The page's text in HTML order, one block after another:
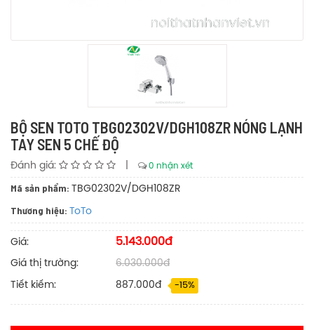
BỘ SEN TOTO TBG02302V/DGH108ZR NÓNG LẠNH
TAY SEN 5 CHẾ ĐỘ
Đánh giá: 0 nhận xét
Mã sản phẩm: TBG02302V/DGH108ZR
Thương hiệu: ToTo
Giá: 5.143.000đ
Giá thị trường: 6.030.000đ
Tiết kiếm: 887.000đ -15%